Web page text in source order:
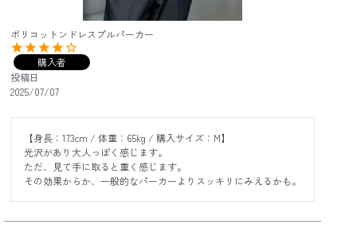
ポリコットンドレスプルパーカー
購入者
投稿日
2025/07/07
【身長：173cm / 体重：65kg / 購入サイズ：M】
光沢があり大人っぽく感じます。
ただ、見て手に取ると重く感じます。